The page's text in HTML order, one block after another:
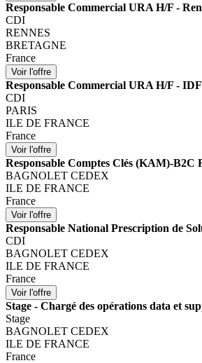
Responsable Commercial URA H/F -
CDI
RENNES
BRETAGNE
France
Responsable Commercial URA H/F - IDF
CDI
PARIS
ILE DE FRANCE
France
Responsable Comptes Clés (KAM)-B2C
BAGNOLET CEDEX
ILE DE FRANCE
France
Responsable National Prescription de
CDI
BAGNOLET CEDEX
ILE DE FRANCE
France
Stage - Chargé des opérations data et
Stage
BAGNOLET CEDEX
ILE DE FRANCE
France